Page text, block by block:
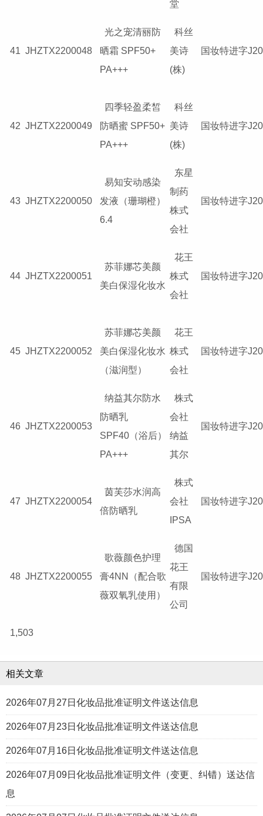
堂
41 JHZTX2200048
光之宠清丽防
晒霜 SPF50+
PA+++
科丝
美诗
(株)
国妆特进字
42 JHZTX2200049
四季轻盈柔皙
防晒蜜 SPF50+
PA+++
科丝
美诗
(株)
国妆特进字
43 JHZTX2200050
易知安动感染
发液（珊瑚橙）
6.4
东星
制药
株式
会社
国妆特进字
44 JHZTX2200051
苏菲娜芯美颜
美白保湿化妆水
花王
株式
会社
国妆特进字
45 JHZTX2200052
苏菲娜芯美颜
美白保湿化妆水
（滋润型）
花王
株式
会社
国妆特进字
46 JHZTX2200053
纳益其尔防水
防晒乳
SPF40（浴后）
PA+++
株式
会社
纳益
其尔
国妆特进字
47 JHZTX2200054
茵芙莎水润高
倍防晒乳
株式
会社
IPSA
国妆特进字
48 JHZTX2200055
歌薇颜色护理
膏4NN（配合歌
薇双氧乳使用）
德国
花王
有限
公司
国妆特进字
1,503
相关文章
2026年07月27日化妆品批准证明文件送达信息
2026年07月23日化妆品批准证明文件送达信息
2026年07月16日化妆品批准证明文件送达信息
2026年07月09日化妆品批准证明文件（变更、纠错）送达信
息